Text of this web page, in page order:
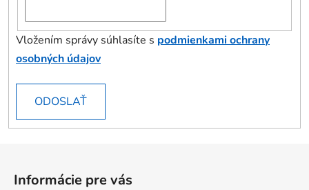
Vložením správy súhlasíte s podmienkami ochrany
osobných údajov
ODOSLAŤ
Informácie pre vás